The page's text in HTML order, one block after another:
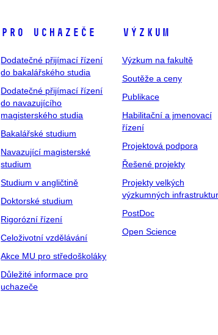
Pro uchazeče
Dodatečné přijímací řízení
do bakalářského studia
Dodatečné přijímací řízení
do navazujícího
magisterského studia
Bakalářské studium
Navazující magisterské
studium
Studium v angličtině
Doktorské studium
Rigorózní řízení
Celoživotní vzdělávání
Akce MU pro středoškoláky
Důležité informace pro
uchazeče
Výzkum
Výzkum na fakultě
Soutěže a ceny
Publikace
Habilitační a jmenovací
řízení
Projektová podpora
Řešené projekty
Projekty velkých
výzkumných infrastruktur
PostDoc
Open Science